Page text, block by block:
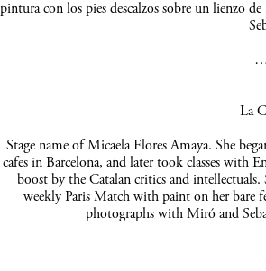
pintura con los pies descalzos sobre un lienzo
La
Stage name of Micaela Flores Amaya. She
cafes in Barcelona, and later took classes with
boost by the Catalan critics and
weekly Paris Match with paint on her bare
photographs with Miró and